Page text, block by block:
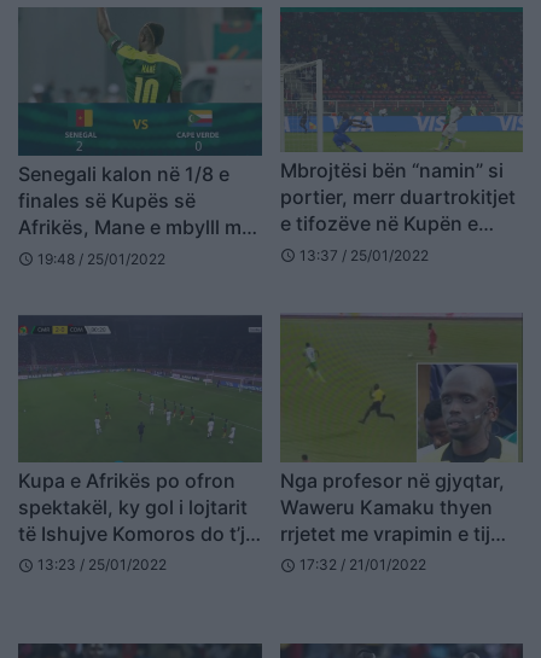
Senegali kalon në 1/8 e
finales së Kupës së
Afrikës, Mane e mbylll me
gol (VIDEO)
schedule 19:48 / 25/01/2022
Mbrojtësi bën “namin” si
portier, merr duartrokitjet
e tifozëve në Kupën e
Afrikës (VIDEO)
schedule 13:37 / 25/01/2022
Kupa e Afrikës po ofron
spektakël, ky gol i lojtarit
të Ishujve Komoros do t’ju
befasojë (VIDEO)
schedule 13:23 / 25/01/2022
Nga profesor në gjyqtar,
Waweru Kamaku thyen
rrjetet me vrapimin e tij
(VIDEO)
schedule 17:32 / 21/01/2022